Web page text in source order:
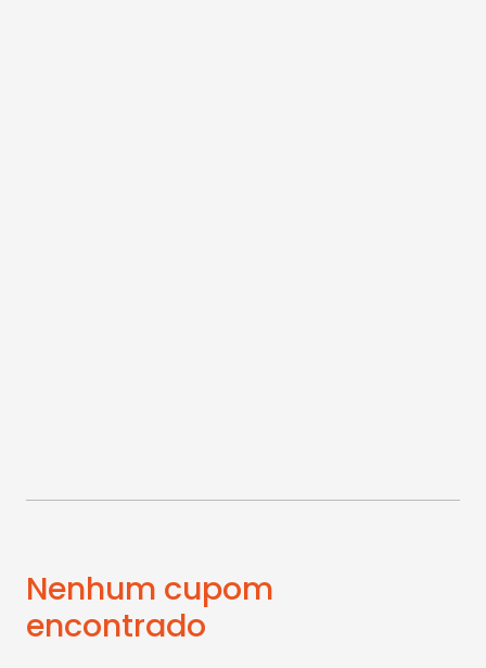
Nenhum cupom
encontrado